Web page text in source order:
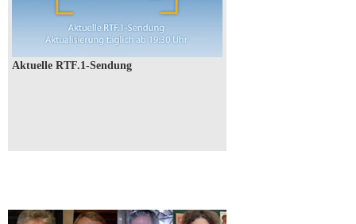
Aktuelle RTF.1-Sendung